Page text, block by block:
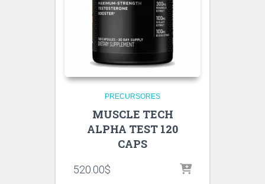
PRECURSORES
MUSCLE TECH
ALPHA TEST 120
CAPS
520.00$